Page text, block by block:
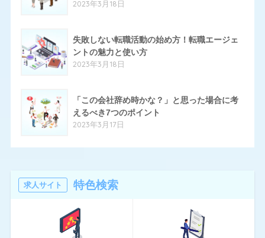
はたらいく 14
ハタラクティブ
ほいく畑
マスメディアン
リアルミーキャリア
リクナビNEXT
2023年3月18日
失敗しない転職活動の始め方！転職エージェ
ントの魅力と使い方
2023年3月18日
「この会社辞め時かな？」と思った場合に考
えるべき7つのポイント
2023年3月17日
求人サイト 特色検索